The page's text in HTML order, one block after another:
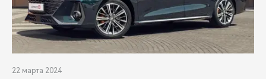
22 марта 2024